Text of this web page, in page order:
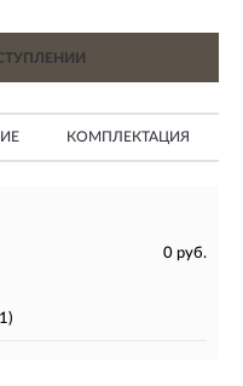
КОМПЛЕКТАЦИЯ
0 руб.